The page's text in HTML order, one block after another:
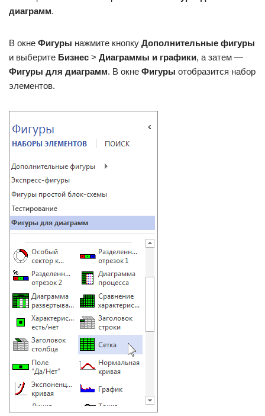
диаграмм.
В окне Фигуры нажмите кнопку Дополнительные фигуры
и выберите Бизнес > Диаграммы и графики, а затем —
Фигуры для диаграмм. В окне Фигуры отобразится набор
элементов.